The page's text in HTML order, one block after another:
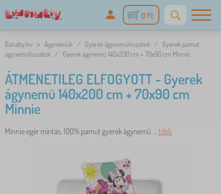
0 Ft
Banaby.hu » Ágyneműk / Gyerek ágyneműhuzatok /
Gyerek pamut
ágyneműhuzatok / Gyerek ágynemű 140x200 cm + 70x90 cm Minnie
ÁTMENETILEG ELFOGYOTT - Gyerek
ágynemű 140x200 cm + 70x90 cm
Minnie
Minnie egér mintás, 100% pamut gyerek ágynemű. .. több